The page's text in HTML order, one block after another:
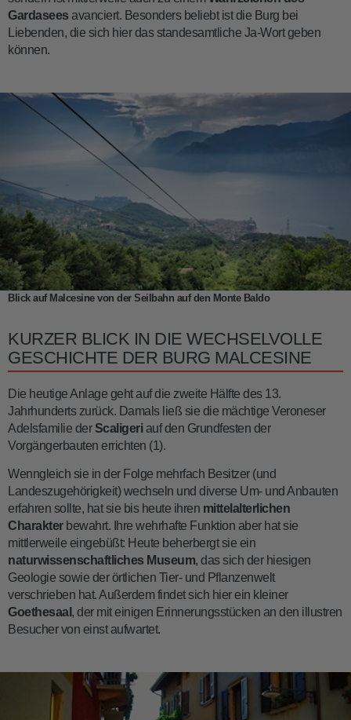
Gardasees avanciert. Besonders beliebt ist die Burg bei
Liebenden, die sich hier das standesamtliche Ja-Wort geben
können.
Blick auf Malcesine von der Seilbahn auf den Monte Baldo
KURZER BLICK IN DIE WECHSELVOLLE
GESCHICHTE DER BURG MALCESINE
Die heutige Anlage geht auf die zweite Hälfte des 13.
Jahrhunderts zurück. Damals ließ sie die mächtige Veroneser
Adelsfamilie derScaligeriauf den Grundfesten der
Vorgängerbauten errichten (1).
Wenngleich sie in der Folge mehrfach Besitzer (und
Landeszugehörigkeit) wechseln und diverse Um- und Anbauten
erfahren sollte, hat sie bis heute ihren mittelalterlichen
Charakterbewahrt. Ihre wehrhafte Funktion aber hat sie
mittlerweile eingebüßt: Heute beherbergt sie ein
naturwissenschaftliches Museum, das sich der hiesigen
Geologie sowie der örtlichen Tier- und Pflanzenwelt
verschrieben hat. Außerdem findet sich hier ein kleiner
Goethesaal , der mit einigen Erinnerungsstücken an den illustren
Besucher von einst aufwartet.